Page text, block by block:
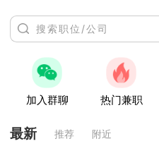
加入群聊 热门兼职
最新 推荐 附近